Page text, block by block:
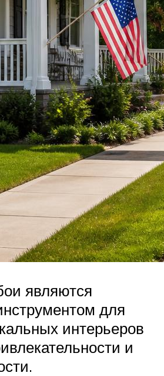
являются
для
интерьеров
и